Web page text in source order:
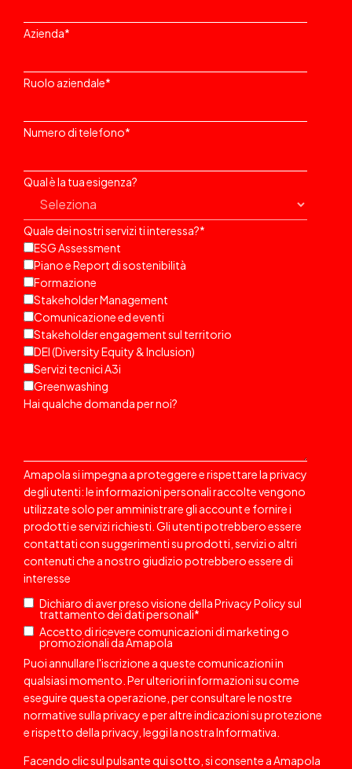
Azienda*
Ruolo aziendale*
Numero di telefono*
Qual è la tua esigenza?
Quale dei nostri servizi ti interessa?*
ESG Assessment
Piano e Report di sostenibilità
Formazione
Stakeholder Management
Comunicazione ed eventi
Stakeholder engagement sul territorio
DEI (Diversity Equity & Inclusion)
Servizi tecnici A3i
Greenwashing
Hai qualche domanda per noi?
Amapola si impegna a proteggere e rispettare la privacy
degli utenti: le informazioni personali raccolte vengono
utilizzate solo per amministrare gli account e fornire i
prodotti e servizi richiesti. Gli utenti potrebbero essere
contattaticon suggerimenti su prodotti, servizi o altri
contenuti che a nostro giudizio potrebbero essere di
interesse
Dichiaro di aver preso visione dellaPrivacy Policysul
trattamento dei dati personali*
Accetto di ricevere comunicazioni di marketing o
promozionali da Amapola
Puoi annullare l'iscrizione a queste comunicazioni in
qualsiasi momento. Per ulteriori informazioni su come
eseguire questa operazione, per consultare le nostre
normative sulla privacy e per altre indicazioni su protezione
e rispetto della privacy, leggi la nostraInformativa
Facendo clic sul pulsante qui sotto, si consente a Amapola